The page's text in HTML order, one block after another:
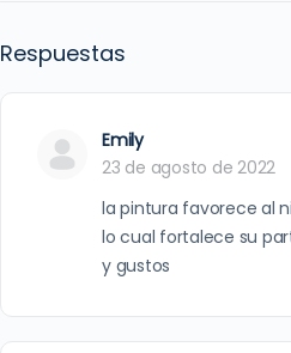
Respuestas
Emily
23 de agosto de 2022
la pintura favorece al
lo cual fortalece su
y gustos